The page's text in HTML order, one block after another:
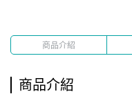
商品介紹
商品介紹